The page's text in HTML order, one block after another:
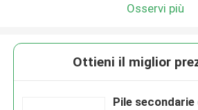
Osservi più
Ottieni il miglior
Pile